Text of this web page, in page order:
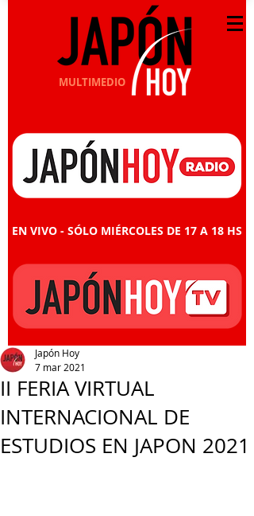
MULTIMEDIO
EN VIVO - SÓLO MIÉRCOLES DE 17 A 18 HS
II FERIA VIRTUAL
INTERNACIONAL DE
ESTUDIOS EN JAPON 2021
Japón Hoy
7 mar 2021